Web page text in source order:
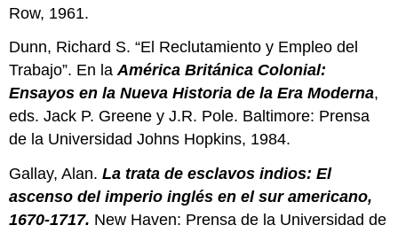
Row, 1961.
Dunn, Richard S. “El Reclutamiento y Empleo del
Trabajo”. En laAmérica Británica Colonial:
Ensayos en la Nueva Historia de la Era Moderna,
eds. Jack P. Greene y J.R. Pole. Baltimore: Prensa
de la Universidad Johns Hopkins, 1984.
Gallay, Alan.La trata de esclavos indios: El
ascenso del imperio inglés en el sur americano,
1670-1717. New Haven: Prensa de la Universidad de